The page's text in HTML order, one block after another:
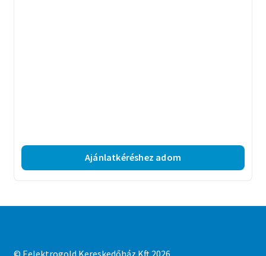
Ajánlatkéréshez adom
© Eelektrogold Kereskedőház Kft 2026